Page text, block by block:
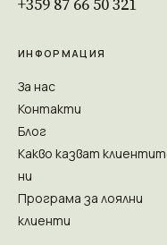
ИНФОРМАЦИЯ
За нас
Контакти
Блог
Какво казват
ни
Програма за лоялни
клиенти